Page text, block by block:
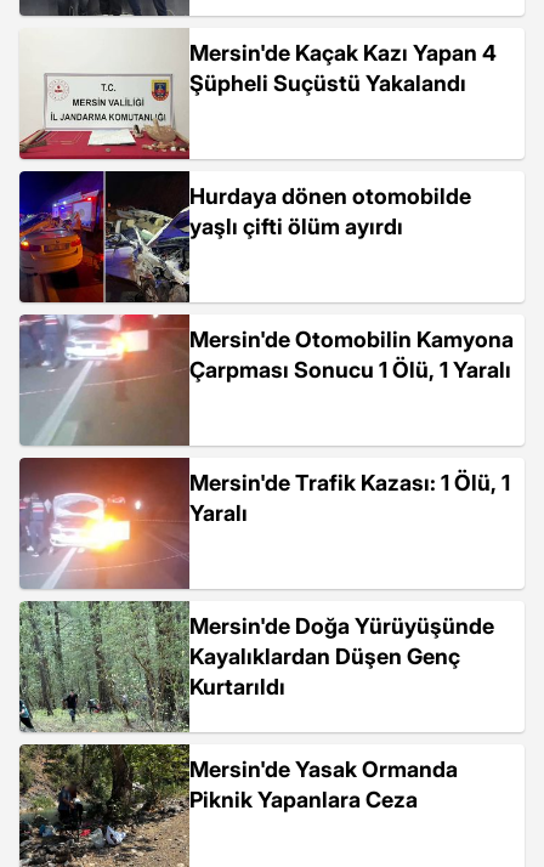
Mersin'de Kaçak Kazı Yapan 4
Şüpheli Suçüstü Yakalandı
Hurdaya dönen otomobilde
yaşlı çifti ölüm ayırdı
Mersin'de Otomobilin Kamyona
Çarpması Sonucu 1 Ölü, 1 Yaralı
Mersin'de Trafik Kazası: 1 Ölü, 1
Yaralı
Mersin'de Doğa Yürüyüşünde
Kayalıklardan Düşen Genç
Kurtarıldı
Mersin'de Yasak Ormanda
Piknik Yapanlara Ceza